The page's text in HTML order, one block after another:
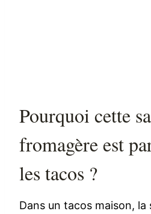
Pourquoi cette
fromagère est
les tacos ?
Dans un tacos maison,